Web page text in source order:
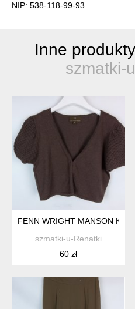
NIP: 538-118-99-93
Inne
szmatki-
FENN WRIGHT MANSON
szmatki-u-Renatki
60 zł